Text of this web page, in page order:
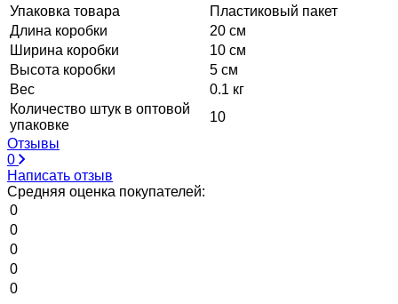
Упаковка товара
Пластиковый пакет
Длина коробки
20 см
Ширина коробки
10 см
Высота коробки
5 см
Вес
0.1 кг
Количество штук в оптовой
упаковке
10
Отзывы
0
Написать отзыв
Средняя оценка покупателей:
0
0
0
0
0